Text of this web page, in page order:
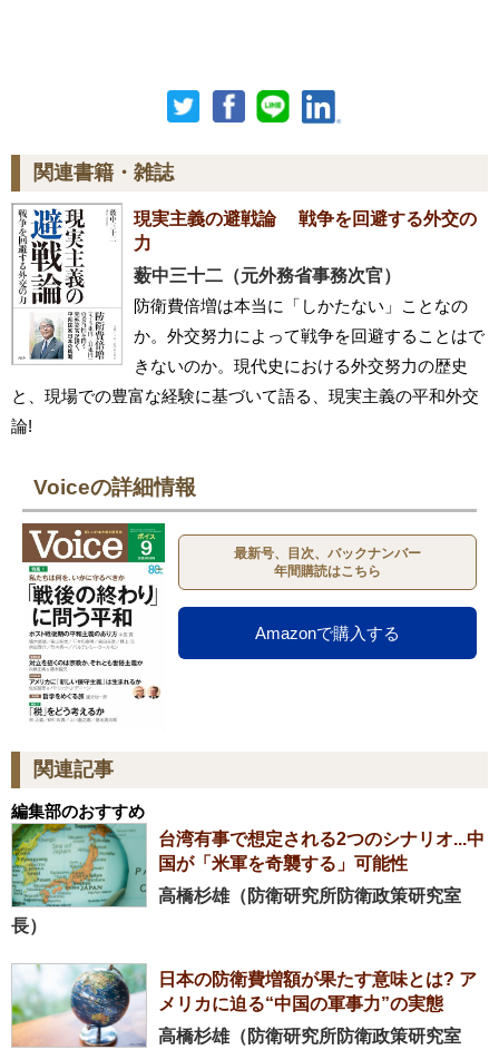
関連書籍・雑誌
現実主義の避戦論 戦争を回避する外交の
力
薮中三十二（元外務省事務次官）
防衛費倍増は本当に「しかたない」ことなの
か。外交努力によって戦争を回避することはで
きないのか。現代史における外交努力の歴史
と、現場での豊富な経験に基づいて語る、現実主義の平和外交
論!
Voiceの詳細情報
最新号、目次、バックナンバー
年間購読はこちら
Amazonで購入する
関連記事
編集部のおすすめ
台湾有事で想定される2つのシナリオ...中
国が「米軍を奇襲する」可能性
高橋杉雄（防衛研究所防衛政策研究室
長）
日本の防衛費増額が果たす意味とは? ア
メリカに迫る“中国の軍事力”の実態
高橋杉雄（防衛研究所防衛政策研究室